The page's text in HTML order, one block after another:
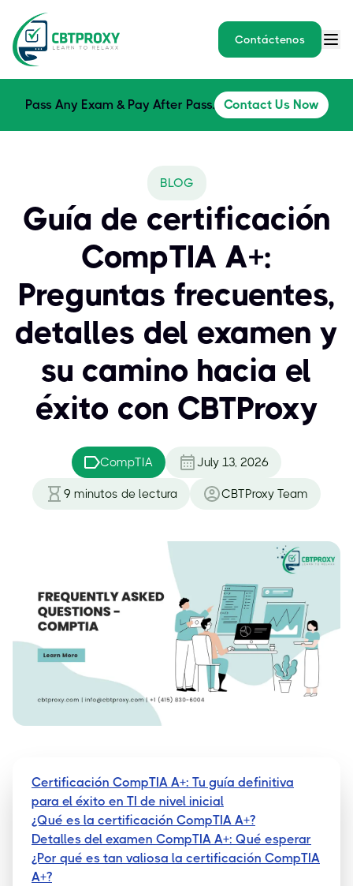
Contáctenos
Pass Any Exam & Pay After Pass. Contact Us Now
BLOG
Guía de certificación
CompTIA A+:
Preguntas frecuentes,
detalles del examen y
su camino hacia el
éxito con CBTProxy
CompTIA July 13, 2026
9 minutos de lectura CBTProxy Team
Certificación CompTIA A+: Tu guía definitiva
para el éxito en TI de nivel inicial
¿Qué es la certificación CompTIA A+?
Detalles del examen CompTIA A+: Qué esperar
¿Por qué es tan valiosa la certificación CompTIA
A+?